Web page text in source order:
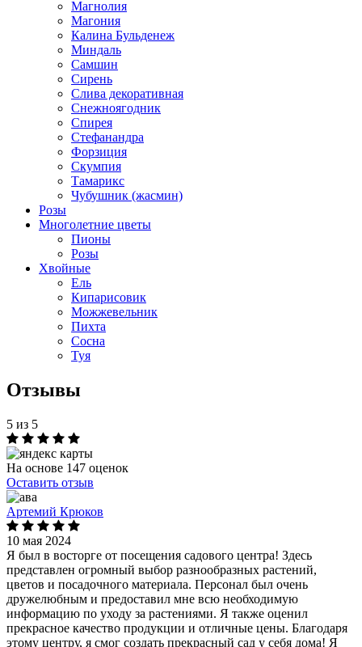
Магнолия
Магония
Калина Бульденеж
Миндаль
Самшин
Сирень
Слива декоративная
Снежноягодник
Спирея
Стефанандра
Форзиция
Скумпия
Тамарикс
Чубушник (жасмин)
Розы
Многолетние цветы
Пионы
Розы
Хвойные
Ель
Кипарисовик
Можжевельник
Пихта
Сосна
Туя
Отзывы
5 из 5
На основе 147 оценок
Оставить отзыв
Артемий Крюков
10 мая 2024
Я был в восторге от посещения садового центра! Здесь
представлен огромный выбор разнообразных растений,
цветов и посадочного материала. Персонал был очень
дружелюбным и предоставил мне всю необходимую
информацию по уходу за растениями. Я также оценил
прекрасное качество продукции и отличные цены. Благодаря
этому центру, я смог создать прекрасный сад у себя дома! Я